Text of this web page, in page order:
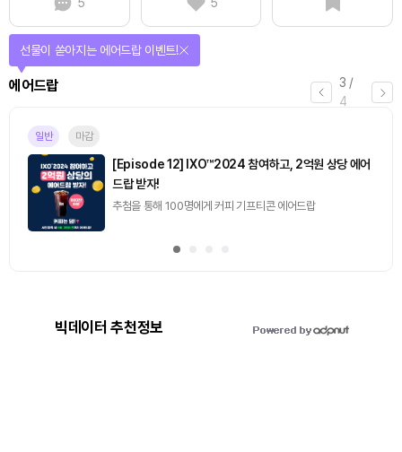
5
5
4 /
4
퀴즈
퀴즈풀고 선물 받자!
마감
[토큰포스트] 기사 퀴즈 658회차
2026.08.07 (금) ~ 2026.08.08 (토)
빅데이터 추천정보